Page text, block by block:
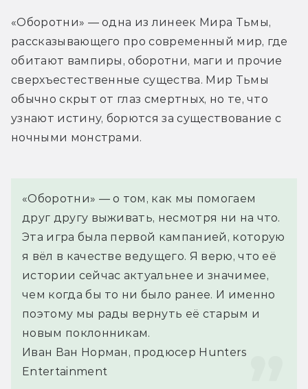
«Оборотни» — одна из линеек Мира Тьмы,
рассказывающего про современный мир, где
обитают вампиры, оборотни, маги и прочие
сверхъестественные существа. Мир Тьмы
обычно скрыт от глаз смертных, но те, что
узнают истину, борются за существование с
ночными монстрами.
«Оборотни» — о том, как мы помогаем
друг другу выживать, несмотря ни на что.
Эта игра была первой кампанией, которую
я вёл в качестве ведущего. Я верю, что её
истории сейчас актуальнее и значимее,
чем когда бы то ни было ранее. И именно
поэтому мы рады вернуть её старым и
новым поклонникам.
Иван Ван Норман, продюсер Hunters
Entertainment